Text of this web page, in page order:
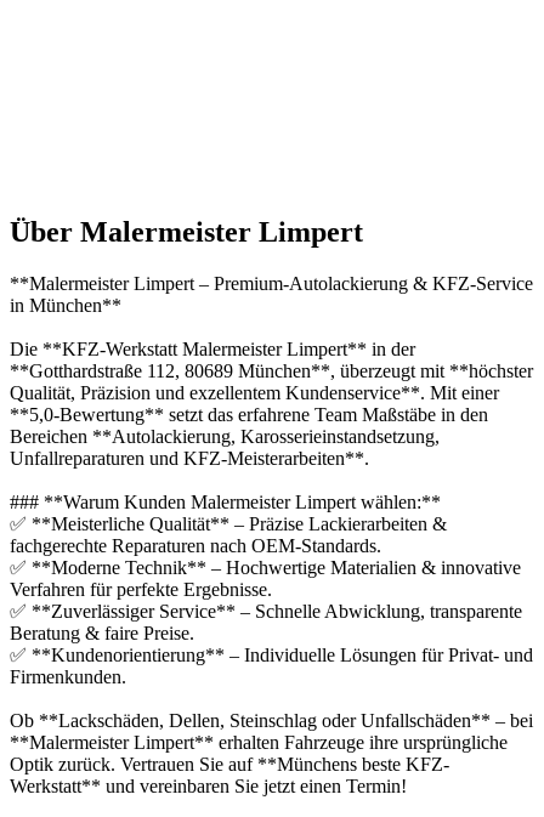
Über Malermeister Limpert
**Malermeister Limpert – Premium-Autolackierung & KFZ-Service
in München**
Die **KFZ-Werkstatt Malermeister Limpert** in der
**Gotthardstraße 112, 80689 München**, überzeugt mit **höchster
Qualität, Präzision und exzellentem Kundenservice**. Mit einer
**5,0-Bewertung** setzt das erfahrene Team Maßstäbe in den
Bereichen **Autolackierung, Karosserieinstandsetzung,
Unfallreparaturen und KFZ-Meisterarbeiten**.
### **Warum Kunden Malermeister Limpert wählen:**
✅ **Meisterliche Qualität** – Präzise Lackierarbeiten &
fachgerechte Reparaturen nach OEM-Standards.
✅ **Moderne Technik** – Hochwertige Materialien & innovative
Verfahren für perfekte Ergebnisse.
✅ **Zuverlässiger Service** – Schnelle Abwicklung, transparente
Beratung & faire Preise.
✅ **Kundenorientierung** – Individuelle Lösungen für Privat- und
Firmenkunden.
Ob **Lackschäden, Dellen, Steinschlag oder Unfallschäden** – bei
**Malermeister Limpert** erhalten Fahrzeuge ihre ursprüngliche
Optik zurück. Vertrauen Sie auf **Münchens beste KFZ-
Werkstatt** und vereinbaren Sie jetzt einen Termin!